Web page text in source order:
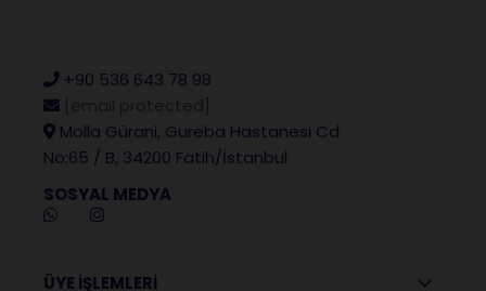
+90 536 643 78 98
Molla Gürani, Gureba Hastanesi Cd
No:65 / B, 34200 Fatih/İstanbul
SOSYAL MEDYA
ÜYE İŞLEMLERİ